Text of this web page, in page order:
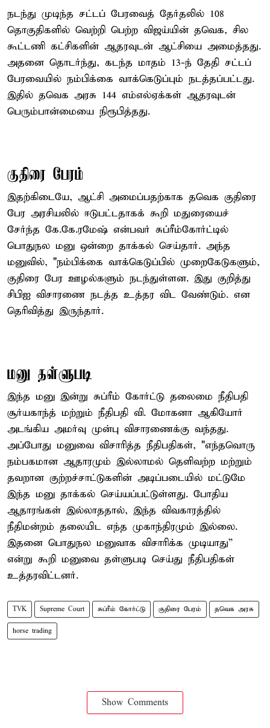
நடந்து முடிந்த சட்டப் பேரவைத் தேர்தலில் 108
தொகுதிகளில் வெற்றி பெற்ற விஜய்யின் தவெக, சில
கூட்டணி கட்சிகளின் ஆதரவுடன் ஆட்சியை அமைத்தது.
அதனை தொடர்ந்து, கடந்த மாதம் 13-ந் தேதி சட்டப்
பேரவையில் நம்பிக்கை வாக்கெடுப்பும் நடத்தப்பட்டது.
இதில் தவெக அரசு 144 எம்எல்ஏக்கள் ஆதரவுடன்
பெரும்பான்மையை நிரூபித்தது.
குதிரை பேரம்
இதற்கிடையே, ஆட்சி அமைப்பதற்காக தவெக குதிரை
பேர அரசியலில் ஈடுபட்டதாகக் கூறி மதுரையைச்
சேர்ந்த கே.கே.ரமேஷ் என்பவர் சுப்ரீம்கோர்ட்டில்
பொதுநல மனு ஒன்றை தாக்கல் செய்தார். அந்த
மனுவில், "நம்பிக்கை வாக்கெடுப்பில் முறைகேடுகளும்,
குதிரை பேர ஊழல்களும் நடந்துள்ளன. இது குறித்து
சிபிஐ விசாரணை நடத்த உத்தர விட வேண்டும். என
தெரிவித்து இருந்தார்.
மனு தள்ளுபடி
இந்த மனு இன்று சுப்ரீம் கோர்ட்டு தலைமை நீதிபதி
சூர்யகாந்த் மற்றும் நீதிபதி வி. மோகனா ஆகியோர்
அடங்கிய அமர்வு முன்பு விசாரணைக்கு வந்தது.
அப்போது மனுவை விசாரித்த நீதிபதிகள், "எந்தவொரு
நம்பகமான ஆதாரமும் இல்லாமல் தெளிவற்ற மற்றும்
தவறான குற்றச்சாட்டுகளின் அடிப்படையில் மட்டுமே
இந்த மனு தாக்கல் செய்யப்பட்டுள்ளது. போதிய
ஆதாரங்கள் இல்லாததால், இந்த விவகாரத்தில்
நீதிமன்றம் தலையிட எந்த முகாந்திரமும் இல்லை.
இதனை பொதுநல மனுவாக விசாரிக்க முடியாது”
என்று கூறி மனுவை தள்ளுபடி செய்து நீதிபதிகள்
உத்தரவிட்டனர்.
TVK Supreme Court சுப்ரீம் கோர்ட்டு குதிரை பேரம் தவெக அரசு
horse trading
Show Comments